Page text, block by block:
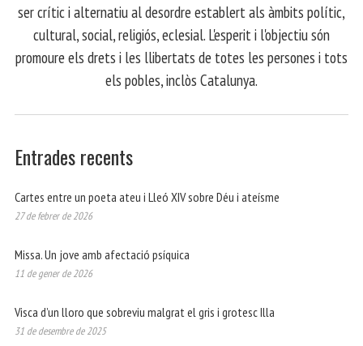
ser crític i alternatiu al desordre establert als àmbits polític,
cultural, social, religiós, eclesial. L'esperit i l'objectiu són
promoure els drets i les llibertats de totes les persones i tots
els pobles, inclòs Catalunya.
Entrades recents
Cartes entre un poeta ateu i Lleó XIV sobre Déu i ateísme
27 de febrer de 2026
Missa. Un jove amb afectació psíquica
11 de gener de 2026
Visca d’un lloro que sobreviu malgrat el gris i grotesc Illa
31 de desembre de 2025